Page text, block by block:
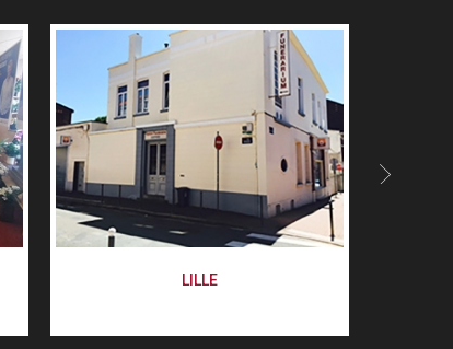
LILLE